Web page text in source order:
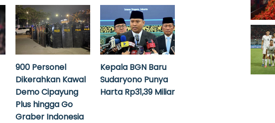
900 Personel
Dikerahkan Kawal
Demo Cipayung
Plus hingga Go
Graber Indonesia
Kepala BGN Baru
Sudaryono Punya
Harta Rp31,39 Miliar